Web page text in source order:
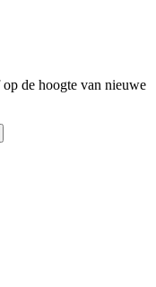
de hoogte van nieuwe